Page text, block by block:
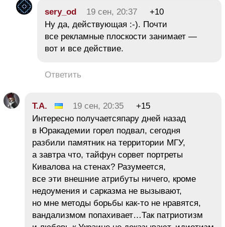
sery_od 19 сен, 20:37
+10
Ну да, действующая :-). Почти
все рекламные плоскости занимает —
вот и все действие.
Ответить
Т.А. 19 сен, 20:35
+15
Интересно получаетсяпару дней назад
в Юракадемии горел подвал, сегодня
разбили памятник на территории МГУ,
а завтра что, тайфун сорвет портреты
Кивалова на стенах? Разумеется,
все эти внешние атрибуты ничего, кроме
недоумения и сарказма не вызывают,
но мне методы борьбы как-то не нравятся,
вандализмом попахивает…Так патриотизм